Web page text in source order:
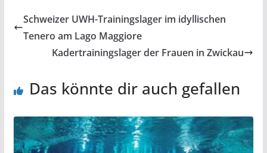
Schweizer UWH-Trainingslager im idyllischen
Tenero am Lago Maggiore
Kadertrainingslager der Frauen in Zwickau
Das könnte dir auch gefallen